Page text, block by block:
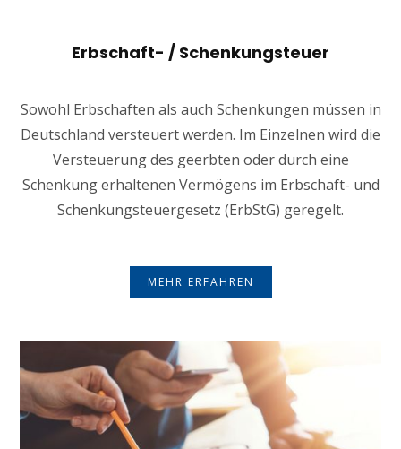
Erbschaft- / Schenkungsteuer
Sowohl Erbschaften als auch Schenkungen müssen in
Deutschland versteuert werden. Im Einzelnen wird die
Versteuerung des geerbten oder durch eine
Schenkung erhaltenen Vermögens im Erbschaft- und
Schenkungsteuergesetz (ErbStG) geregelt.
MEHR ERFAHREN